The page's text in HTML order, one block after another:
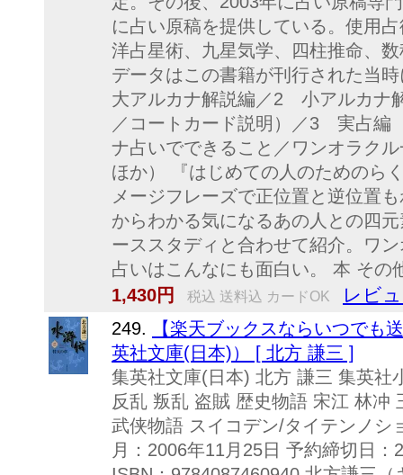
に占い原稿を提供している。使用
洋占星術、九星気学、四柱推命、
データはこの書籍が刊行された当
大アルカナ解説編／2 小アルカナ
／コートカード説明）／3 実占編
ナ占いでできること／ワンオラク
ほか） 『はじめての人のためのら
メージフレーズで正位置と逆位置
からわかる気になるあの人との四
ーススタディと合わせて紹介。ワ
占いはこんなにも面白い。 本 その
1,430円
税込 送料込 カードOK レビ
249.
【楽天ブックスならいつでも
英社文庫(日本)） [ 北方 謙三 ]
集英社文庫(日本) 北方 謙三 集英社
反乱 叛乱 盗賊 歴史物語 宋江 林冲
武侠物語 スイコデン/タイテンノシ
月：2006年11月25日 予約締切日